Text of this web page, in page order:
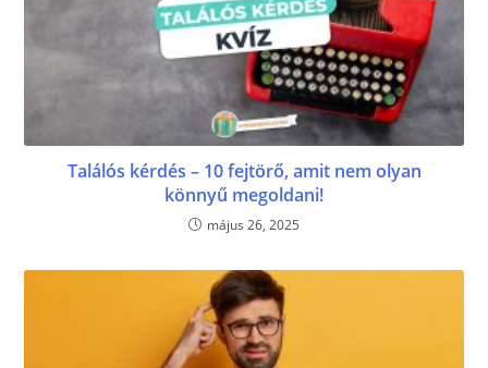
Találós kérdés – 10 fejtörő, amit nem olyan
könnyű megoldani!
május 26, 2025